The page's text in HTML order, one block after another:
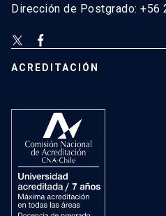
Dirección de Postgrado: +56
ACREDITACIÓN